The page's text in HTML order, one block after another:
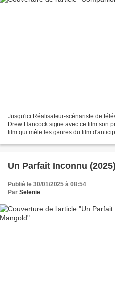
Jusqu'ici Réalisateur-scénariste de
Drew Hancock signe avec ce film son
film qui mêle les genres du film
Un Parfait Inconnu
Publié le 30/01/2025 à 08:54
Par Selenie